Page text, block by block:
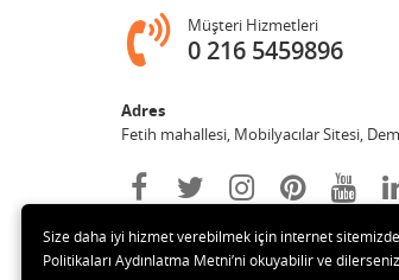
Müşteri Hizmetleri
0 216 5459896
Adres
Fetih mahallesi, Mobilyacılar Sitesi,
Size daha iyi hizmet verebilmek için internet
Politikaları Aydınlatma Metni’ni okuyabilir ve